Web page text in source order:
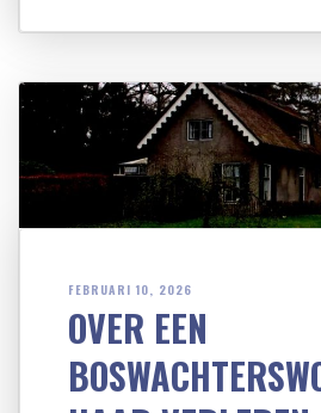
FEBRUARI 10, 2026
OVER EEN